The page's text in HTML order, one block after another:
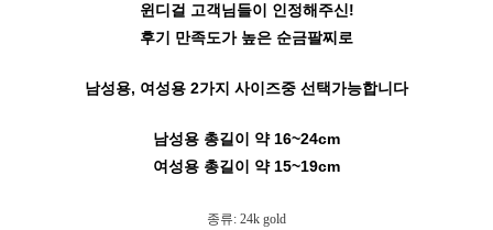
윈디걸 고객님들이 인정해주신!
후기 만족도가 높은 순금팔찌로
남성용, 여성용 2가지 사이즈중 선택가능합니다
남성용 총길이 약 16~24cm
여성용 총길이 약 15~19cm
종류: 24k gold